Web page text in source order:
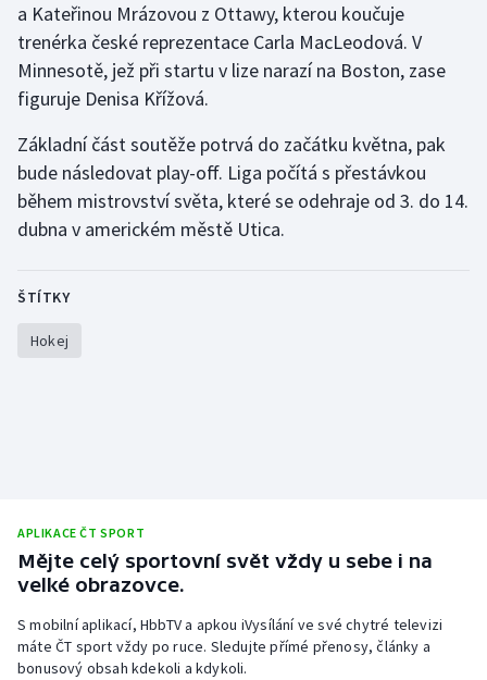
Short track
Sportovní střelba
Stolní tenis
Triatlon
Vodní slalom
Volejbal
a Kateřinou Mrázovou z Ottawy, kterou koučuje
trenérka české reprezentace Carla MacLeodová. V
Minnesotě, jež při startu v lize narazí na Boston, zase
figuruje Denisa Křížová.
Základní část soutěže potrvá do začátku května, pak
bude následovat play-off. Liga počítá s přestávkou
během mistrovství světa, které se odehraje od 3. do 14.
dubna v americkém městě Utica.
ŠTÍTKY
Hokej
APLIKACE ČT SPORT
Mějte celý sportovní svět vždy u sebe i na
velké obrazovce.
S mobilní aplikací, HbbTV a apkou iVysílání ve své chytré televizi
máte ČT sport vždy po ruce. Sledujte přímé přenosy, články a
bonusový obsah kdekoli a kdykoli.